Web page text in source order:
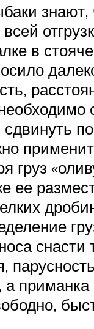
знают,
в
груз
ее
снасти
приманка